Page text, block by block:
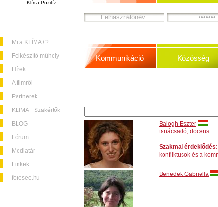
Klíma Pozitív
Mi a KLÍMA+?
Felkészítő műhely
Hírek
A filmről
Partnerek
KLIMA+ Szakértők
BLOG
Fórum
Médiatár
Linkek
foresee.hu
Kommunikáció Közösség
Balogh Eszter
tanácsadó, docens
Szakmai érdeklődés:
konfliktusok és a
Benedek Gabriella